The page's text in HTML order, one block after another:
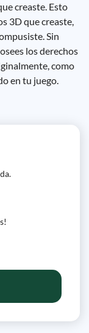
creaste. Esto
3D que creaste,
Sin
los derechos
como
en tu juego.